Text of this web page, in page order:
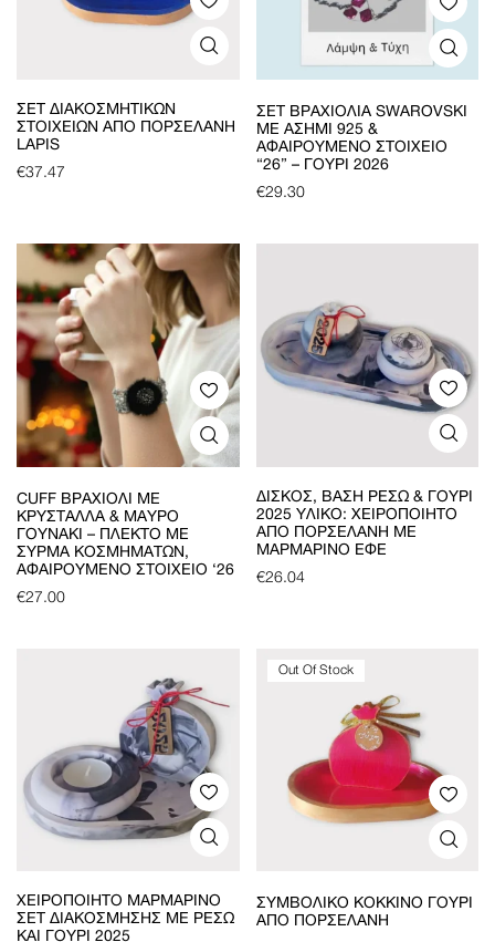
ΣΕΤ ΔΙΑΚΟΣΜΗΤΙΚΏΝ
ΣΤΟΙΧΕΊΩΝ ΑΠΌ ΠΟΡΣΕΛΆΝΗ
LAPIS
€37.47
ΣΕΤ ΒΡΑΧΙΌΛΙΑ SWAROVSKI
ΜΕ ΑΣΉΜΙ 925 &
ΑΦΑΙΡΟΎΜΕΝΟ ΣΤΟΙΧΕΊΟ
“26” – ΓΟΎΡΙ 2026
€29.30
CUFF ΒΡΑΧΙΌΛΙ ΜΕ
ΚΡΎΣΤΑΛΛΑ & ΜΑΎΡΟ
ΓΟΥΝΆΚΙ – ΠΛΕΚΤΌ ΜΕ
ΣΎΡΜΑ ΚΟΣΜΗΜΆΤΩΝ,
ΑΦΑΙΡΟΎΜΕΝΟ ΣΤΟΙΧΕΊΟ ‘26
€27.00
ΔΊΣΚΟΣ, ΒΆΣΗ ΡΕΣΏ & ΓΟΎΡΙ
2025 ΥΛΙΚΌ: ΧΕΙΡΟΠΟΊΗΤΟ
ΑΠΌ ΠΟΡΣΕΛΆΝΗ ΜΕ
ΜΑΡΜΆΡΙΝΟ ΕΦΈ
€26.04
ΧΕΙΡΟΠΟΊΗΤΟ ΜΑΡΜΆΡΙΝΟ
ΣΕΤ ΔΙΑΚΌΣΜΗΣΗΣ ΜΕ ΡΕΣΏ
ΚΑΙ ΓΟΎΡΙ 2025
Out Of Stock
ΣΥΜΒΟΛΙΚΌ ΚΌΚΚΙΝΟ ΓΟΎΡΙ
ΑΠΌ ΠΟΡΣΕΛΆΝΗ